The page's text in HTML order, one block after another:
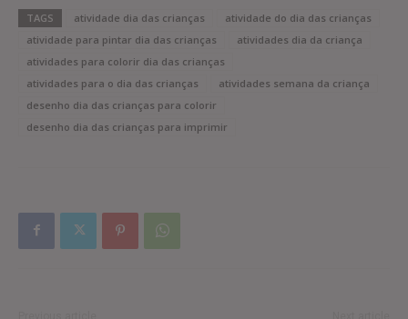
TAGS atividade dia das crianças
atividade do dia das crianças
atividade para pintar dia das crianças
atividades dia da criança
atividades para colorir dia das crianças
atividades para o dia das crianças
atividades semana da criança
desenho dia das crianças para colorir
desenho dia das crianças para imprimir